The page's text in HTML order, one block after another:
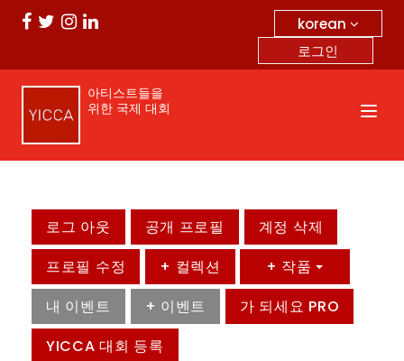
korean
로그인
아티스트들을
위한 국제 대회
로그 아웃 공개 프로필
계정 삭제
프로필 수정
+ 컬렉션
+ 작품
내 이벤트
+ 이벤트
가 되세요 PRO
YICCA 대회 등록